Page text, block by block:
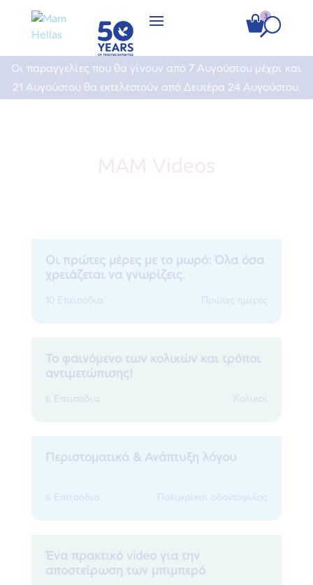
Οι παραγγελίες που θα γίνουν από 7 Αυγούστου μέχρι και
21 Αυγούστου θα εκτελεστούν από Δευτέρα 24 Αυγούστου.
MAM Videos
Οι πρώτες μέρες με το μωρό: Όλα όσα
χρειάζεται να γνωρίζεις.
10 Επεισόδια Πρώτες ημέρες
Το φαινόμενο των κολικών και τρόποι
αντιμετώπισης!
6 Επεισόδια Κολικοί
Περιστοματικά & Ανάπτυξη λόγου
6 Επεισόδια Πολυκρίκοι οδοντοφυΐας
Ένα πρακτικό video για την
αποστείρωση των μπιμπερό